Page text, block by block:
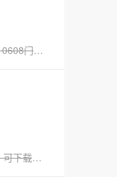
0608门用金属附件
可下载的计算机应用软件